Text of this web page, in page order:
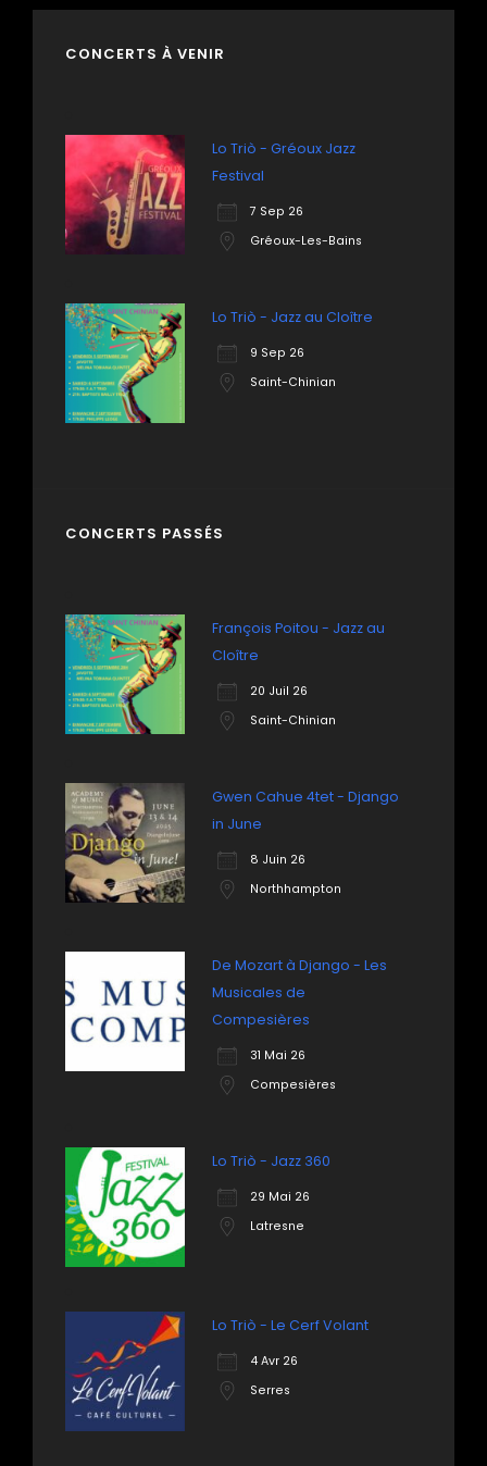
CONCERTS À VENIR
Lo Triò - Gréoux Jazz
Festival
7 Sep 26
Gréoux-Les-Bains
Lo Triò - Jazz au Cloître
9 Sep 26
Saint-Chinian
CONCERTS PASSÉS
François Poitou - Jazz au
Cloître
20 Juil 26
Saint-Chinian
Gwen Cahue 4tet - Django
in June
8 Juin 26
Northhampton
De Mozart à Django - Les
Musicales de
Compesières
31 Mai 26
Compesières
Lo Triò - Jazz 360
29 Mai 26
Latresne
Lo Triò - Le Cerf Volant
4 Avr 26
Serres